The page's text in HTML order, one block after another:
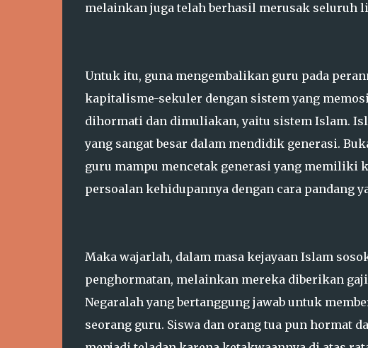
melainkan juga telah berhasil merusak seluruh
Untuk itu, guna mengembalikan guru pada
kapitalisme-sekuler dengan sistem yang
dihormati dan dimuliakan, yaitu sistem Islam.
yang sangat besar dalam mendidik generasi.
guru mampu mencetak generasi yang memiliki
persoalan kehidupannya dengan cara pandang
Maka wajarlah, dalam masa kejayaan Islam
penghormatan, melainkan mereka diberikan
Negaralah yang bertanggung jawab untuk
seorang guru. Siswa dan orang tua pun hormat